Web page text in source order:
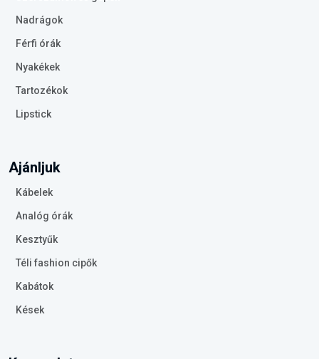
Nadrágok
Férfi órák
Nyakékek
Tartozékok
Lipstick
Ajánljuk
Kábelek
Analóg órák
Kesztyűk
Téli fashion cipők
Kabátok
Kések